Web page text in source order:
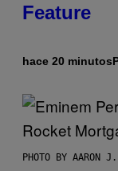
Feature
hace 20 minutos
PHOTO BY AARON